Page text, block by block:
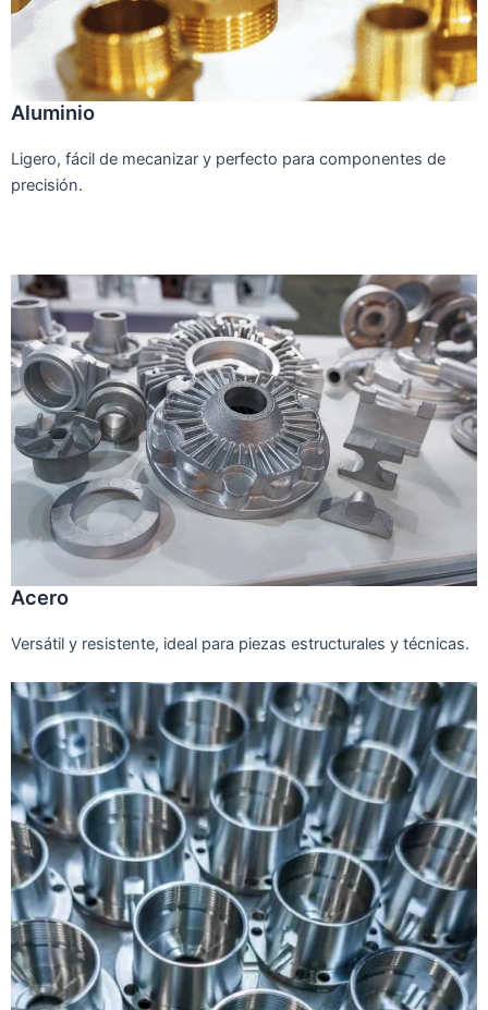
Acero
Versátil y resistente, ideal para piezas estructurales y técnicas.
Aluminio
Ligero, fácil de mecanizar y perfecto para componentes de
precisión.